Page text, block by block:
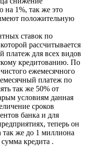
на 1%, так же это
положительную
ставок по
рассчитывается
для всех видов
кредитованию. По
ежемесячного
платеж по
так же 50% от
условиям данная
сроков
банка и для
теперь он
так же до 1 миллиона
кредита .